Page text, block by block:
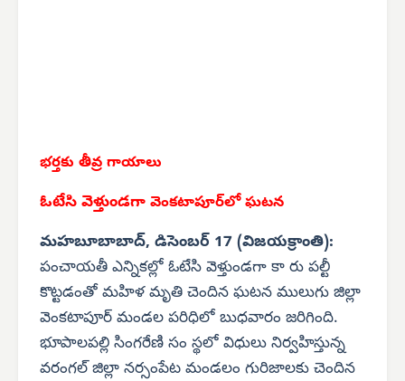
భర్తకు తీవ్ర గాయాలు
ఓటేసి వెళ్తుండగా వెంకటాపూర్‌లో ఘటన
మహబూబాబాద్, డిసెంబర్ 17 (విజయక్రాంతి):
పంచాయతీ ఎన్నికల్లో ఓటేసి వెళ్తుండగా కా రు పల్టీ
కొట్టడంతో మహిళ మృతి చెందిన ఘటన ములుగు జిల్లా
వెంకటాపూర్ మండల పరిధిలో బుధవారం జరిగింది.
భూపాలపల్లి సింగరేణి సం స్థలో విధులు నిర్వహిస్తున్న
వరంగల్ జిల్లా నర్సంపేట మండలం గురిజాలకు చెందిన